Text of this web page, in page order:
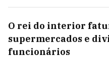
O rei do interior
supermercados e
funcionários